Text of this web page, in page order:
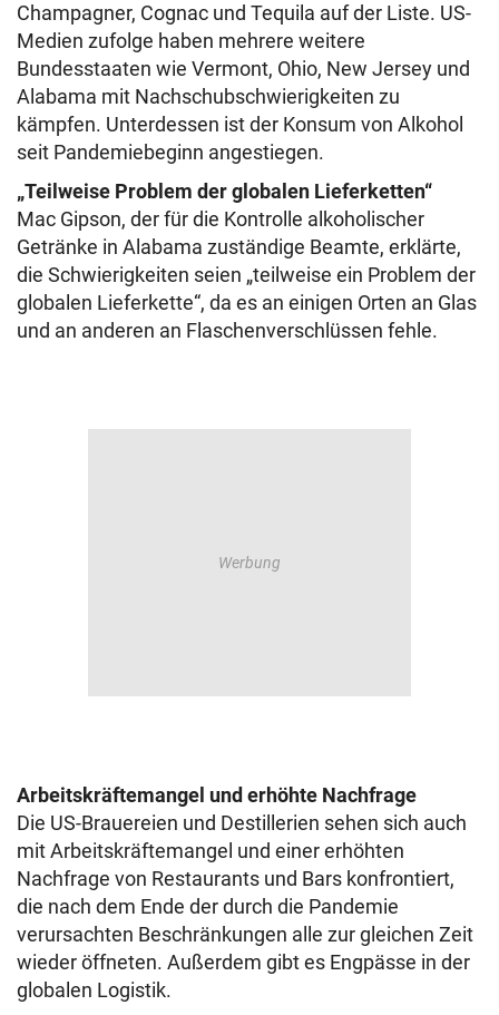
Champagner, Cognac und Tequila auf der Liste. US-
Medien zufolge haben mehrere weitere
Bundesstaaten wie Vermont, Ohio, New Jersey und
Alabama mit Nachschubschwierigkeiten zu
kämpfen. Unterdessen ist der Konsum von Alkohol
seit Pandemiebeginn angestiegen.
„Teilweise Problem der globalen Lieferketten“
Mac Gipson, der für die Kontrolle alkoholischer
Getränke in Alabama zuständige Beamte, erklärte,
die Schwierigkeiten seien „teilweise ein Problem der
globalen Lieferkette“, da es an einigen Orten an Glas
und an anderen an Flaschenverschlüssen fehle.
Arbeitskräftemangel und erhöhte Nachfrage
Die US-Brauereien und Destillerien sehen sich auch
mit Arbeitskräftemangel und einer erhöhten
Nachfrage von Restaurants und Bars konfrontiert,
die nach dem Ende der durch die Pandemie
verursachten Beschränkungen alle zur gleichen Zeit
wieder öffneten. Außerdem gibt es Engpässe in der
globalen Logistik.